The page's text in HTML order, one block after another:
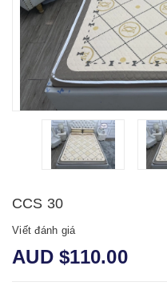
CCS 30
Viết đánh giá
AUD $110.00